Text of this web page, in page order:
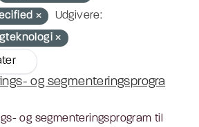
Udgivere:
og segmenteringsprogra
og segmenteringsprogram til